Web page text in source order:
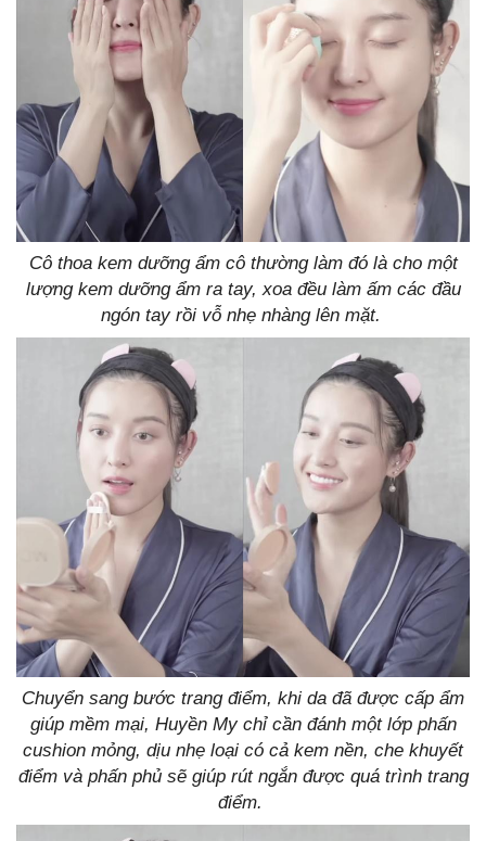
Cô thoa kem dưỡng ẩm cô thường làm đó là cho một
lượng kem dưỡng ẩm ra tay, xoa đều làm ấm các đầu
ngón tay rồi vỗ nhẹ nhàng lên mặt.
Chuyển sang bước trang điểm, khi da đã được cấp ẩm
giúp mềm mại, Huyền My chỉ cần đánh một lớp phấn
cushion mỏng, dịu nhẹ loại có cả kem nền, che khuyết
điểm và phấn phủ sẽ giúp rút ngắn được quá trình trang
điểm.